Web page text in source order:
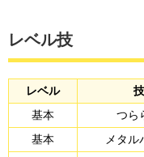
レベル技
レベル
基本
つら
基本
メタル